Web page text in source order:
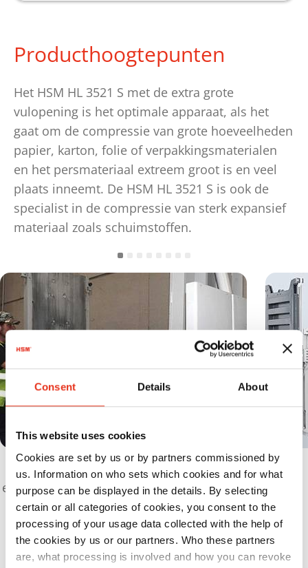
Consent Details About
This website uses cookies
Cookies are set by us or by partners commissioned by
us. Information on who sets which cookies and for what
purpose can be displayed in the details. By selecting
certain or all categories of cookies, you consent to the
processing of your usage data collected with the help of
the cookies by us or our partners. Who these partners
are, what processing is involved and how you can revoke
Producthoogtepunten
Het HSM HL 3521 S met de extra grote
vulopening is het optimale apparaat, als het
gaat om de compressie van grote hoeveelheden
papier, karton, folie of verpakkingsmaterialen
en het persmateriaal extreem groot is en veel
plaats inneemt. De HSM HL 3521 S is ook de
specialist in de compressie van sterk expansief
materiaal zoals schuimstoffen.
Met de grote vulopening kan hij
eenvoudig en comfortabel worden gevuld
Specificaties